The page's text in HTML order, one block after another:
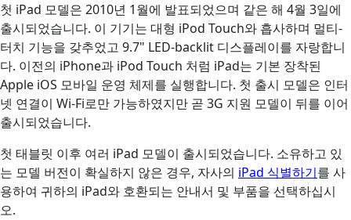
첫 iPad 모델은 2010년 1월에 발표되었으며 같은 해 4월 3일에
출시되었습니다. 이 기기는 대형 iPod Touch와 흡사하며 멀티-
터치 기능을 갖추었고 9.7" LED-backlit 디스플레이를 자랑합니
다. 이전의 iPhone과 iPod Touch 처럼 iPad는 기본 장착된
Apple iOS 모바일 운영 체제를 실행합니다. 첫 출시 모델은 인터
넷 연결이 Wi-Fi로만 가능하였지만 곧 3G 지원 모델이 뒤를 이어
출시되었습니다.
첫 태블릿 이후 여러 iPad 모델이 출시되었습니다. 소유하고 있
는 모델 버전이 확실하지 않은 경우, 자사의 iPad 식별하기를 사
용하여 귀하의 iPad와 호환되는 안내서 및 부품을 선택하십시
오.